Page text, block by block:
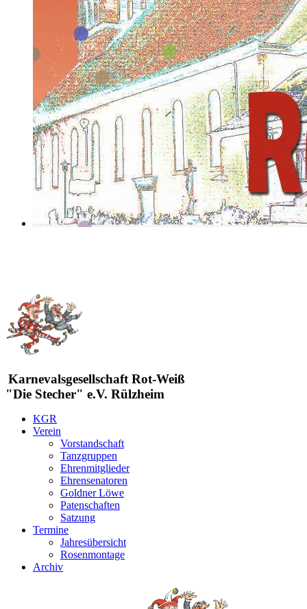
Karnevalsgesellschaft Rot-Weiß
"Die Stecher" e.V. Rülzheim
KGR
Verein
Vorstandschaft
Tanzgruppen
Ehrenmitglieder
Ehrensenatoren
Goldner Löwe
Patenschaften
Satzung
Termine
Jahresübersicht
Rosenmontage
Archiv